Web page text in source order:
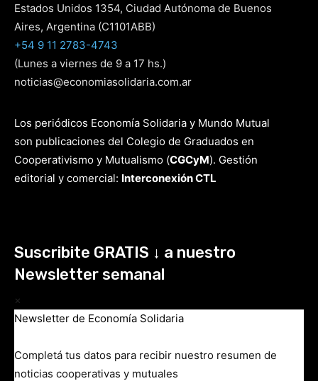
Estados Unidos 1354, Ciudad Autónoma de Buenos
Aires, Argentina (C1101ABB)
+54 9 11 2783-4743
(Lunes a viernes de 9 a 17 hs.)
noticias@economiasolidaria.com.ar
Los periódicos Economía Solidaria y Mundo Mutual
son publicaciones del Colegio de Graduados en
Cooperativismo y Mutualismo (CGCyM). Gestión
editorial y comercial: Interconexión CTL
Suscribite GRATIS ↓ a nuestro
Newsletter semanal
×
Newsletter de Economía Solidaria
Completá tus datos para recibir nuestro resumen de
noticias cooperativas y mutuales